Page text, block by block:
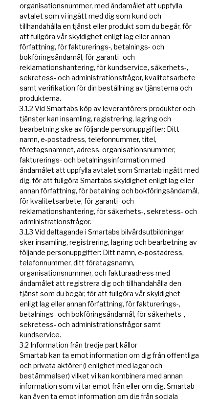
organisationsnummer, med ändamålet att uppfylla
avtalet som vi ingått med dig som kund och
tillhandahålla en tjänst eller produkt som du begär, för
att fullgöra vår skyldighet enligt lag eller annan
författning, för fakturerings-, betalnings- och
bokföringsändamål, för garanti- och
reklamationshantering, för kundservice, säkerhets-,
sekretess- och administrationsfrågor, kvalitetsarbete
samt verifikation för din beställning av tjänsterna och
produkterna.
3.1.2 Vid Smartabs köp av leverantörers produkter och
tjänster kan insamling, registrering, lagring och
bearbetning ske av följande personuppgifter: Ditt
namn, e-postadress, telefonnummer, titel,
företagsnamnet, adress, organisationsnummer,
fakturerings- och betalningsinformation med
ändamålet att uppfylla avtalet som Smartab ingått med
dig, för att fullgöra Smartabs skyldighet enligt lag eller
annan författning, för betalning och bokföringsändamål,
för kvalitetsarbete, för garanti- och
reklamationshantering, för säkerhets-, sekretess- och
administrationsfrågor.
3.1.3 Vid deltagande i Smartabs bilvårdsutbildningar
sker insamling, registrering, lagring och bearbetning av
följande personuppgifter: Ditt namn, e-postadress,
telefonnummer, ditt företagsnamn,
organisationsnummer, och fakturaadress med
ändamålet att registrera dig och tillhandahålla den
tjänst som du begär, för att fullgöra vår skyldighet
enligt lag eller annan författning, för fakturerings-,
betalnings- och bokföringsändamål, för säkerhets-,
sekretess- och administrationsfrågor samt
kundservice.
3.2 Information från tredje part källor
Smartab kan ta emot information om dig från offentliga
och privata aktörer (i enlighet med lagar och
bestämmelser) vilket vi kan kombinera med annan
information som vi tar emot från eller om dig. Smartab
kan även ta emot information om dig från sociala